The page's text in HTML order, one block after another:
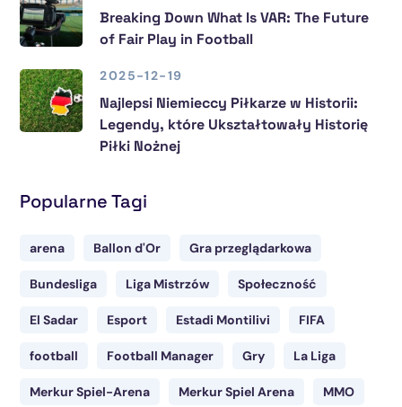
Breaking Down What Is VAR: The Future
of Fair Play in Football
2025-12-19
Najlepsi Niemieccy Piłkarze w Historii:
Legendy, które Ukształtowały Historię
Piłki Nożnej
Popularne Tagi
arena Ballon d'Or Gra przeglądarkowa
Bundesliga Liga Mistrzów Społeczność
El Sadar Esport Estadi Montilivi FIFA
football Football Manager Gry La Liga
Merkur Spiel-Arena Merkur Spiel Arena MMO